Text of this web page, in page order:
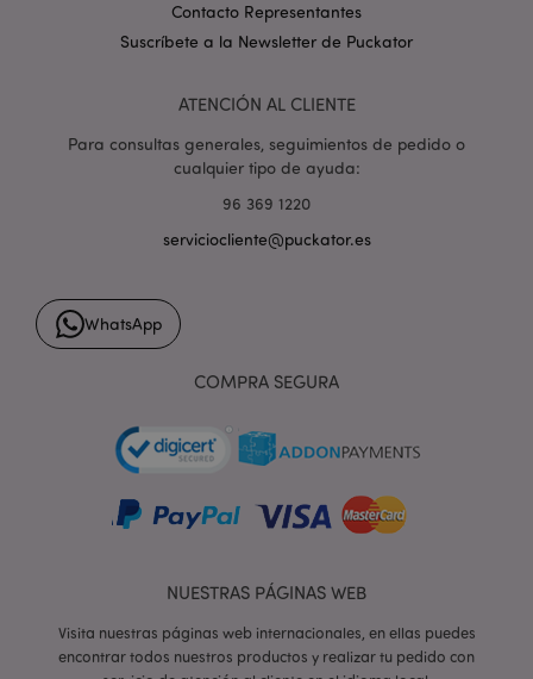
Contacto Representantes
Suscríbete a la Newsletter de Puckator
ATENCIÓN AL CLIENTE
Para consultas generales, seguimientos de pedido o
cualquier tipo de ayuda:
96 369 1220
serviciocliente@puckator.es
WhatsApp
COMPRA SEGURA
NUESTRAS PÁGINAS WEB
Visita nuestras páginas web internacionales, en ellas puedes
encontrar todos nuestros productos y realizar tu pedido con